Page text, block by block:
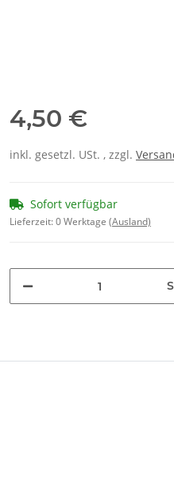
4,50 €
inkl. gesetzl. USt. , zzgl.
Sofort verfügbar
Lieferzeit:0 Werktage (Ausland)